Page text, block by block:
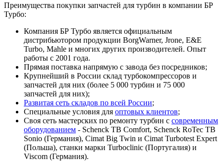
Преимущества покупки запчастей для турбин в компании БР
Турбо:
Компания БР Турбо является официальным
дистрибьютором продукции BorgWarner, Jrone, E&E
Turbo, Mahle и многих других производителей. Опыт
работы с 2001 года.
Прямая поставка напрямую с завода без посредников;
Крупнейший в России склад турбокомпрессоров и
запчастей для них (более 5 000 турбин и 75 000
запчастей для них);
Развитая сеть складов по всей России;
Специальные условия для оптовых клиентов;
Своя сеть мастерских по ремонту турбин с современным
оборудованием - Schenck TB Comfort, Schenck RoTec TB
Sonio (Германия), Cimat Big Twin и Cimat Turbotest Expert
(Польша), станки марки Turboclinic (Португалия) и
Viscom (Германия).